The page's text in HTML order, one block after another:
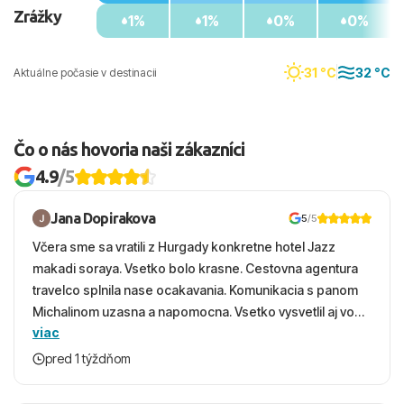
Aktuálne počasie v destinacii 31 °C 32 °C
Zrážky 1% 1% 0% 0%
Čo o nás hovoria naši zákazníci
4.9/5
Jana Dopirakova 5/5
Včera sme sa vratili z Hurgady konkretne hotel Jazz
makadi soraya. Vsetko bolo krasne. Cestovna agentura
travelco splnila nase ocakavania. Komunikacia s panom
Michalinom uzasna a napomocna. Vsetko vysvetlil aj vo
vecernych hodinach zaco sa ospravedlnujem. Hotel
krasny, cisty. Sluzby top. Strava, prostredie, more,
viac
pred 1 týždňom